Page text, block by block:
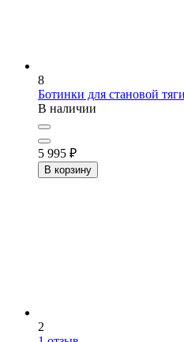
8
Ботинки для становой
В наличии
5 995 ₽
В корзину
2